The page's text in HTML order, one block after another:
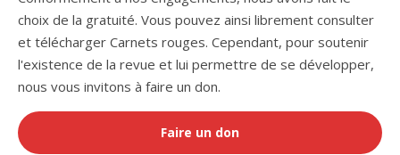
choix de la gratuité. Vous pouvez ainsi librement consulter
et télécharger Carnets rouges. Cependant, pour soutenir
l'existence de la revue et lui permettre de se développer,
nous vous invitons à faire un don.
Faire un don